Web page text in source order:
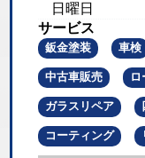
日曜日
サービス
鈑金塗装 車検
中古車販売 ロ
ガラスリペア
コーティング